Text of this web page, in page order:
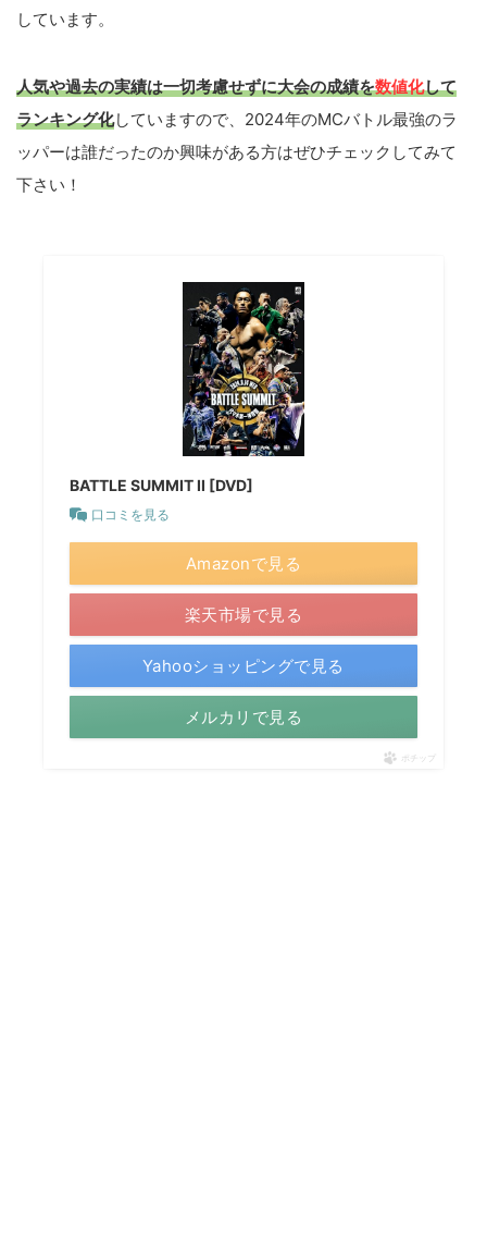
しています。
人気や過去の実績は一切考慮せずに大会の成績を数値化して
ランキング化していますので、2024年のMCバトル最強のラ
ッパーは誰だったのか興味がある方はぜひチェックしてみて
下さい！
BATTLE SUMMIT II [DVD]
口コミを見る
Amazonで見る
楽天市場で見る
Yahooショッピングで見る
メルカリで見る
ポチップ